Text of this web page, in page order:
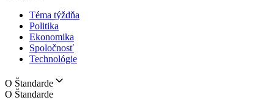
Téma týždňa
Politika
Ekonomika
Spoločnosť
Technológie
O Štandarde
O Štandarde